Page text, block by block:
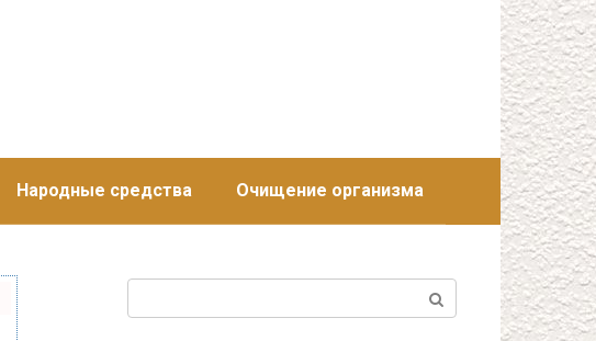
Народные средства Очищение организма
Поиск: